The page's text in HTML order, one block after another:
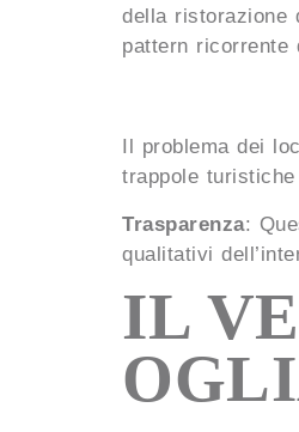
della ristorazione
pattern
Il problema dei
trappole
Trasparenza:
qualitativi
IL